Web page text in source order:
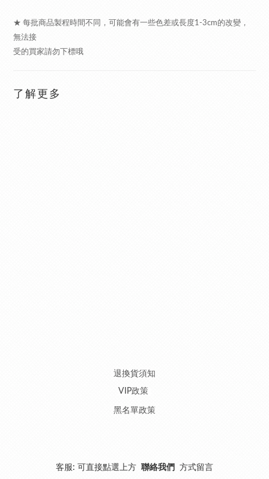
★ 每批商品製程時間不同，可能會有一些色差或長度1-3cm的改變，
無法接
受的買家請勿下標哦
了解更多
退換貨須知
VIP政策
黑名單政策
客服: 可直接點選上方 聯絡我們 方式留言